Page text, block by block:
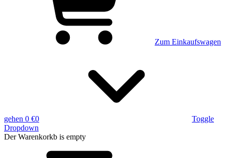
Zum Einkaufswagen
gehen 0 €0
Toggle
Dropdown
Der Warenkorkb is empty